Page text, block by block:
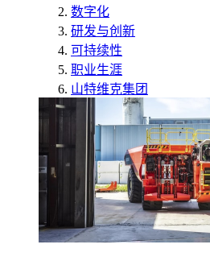
数字化
研发与创新
可持续性
职业生涯
山特维克集团